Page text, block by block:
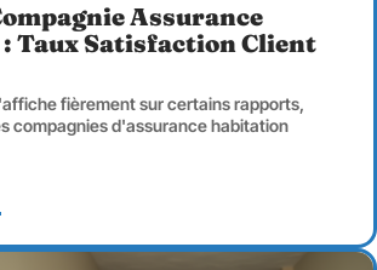
Assurance
Taux Satisfaction Client
fièrement sur certains rapports,
compagnies d'assurance habitation